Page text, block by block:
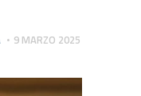
9 MARZO 2025